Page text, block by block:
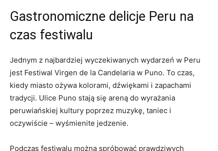
Gastronomiczne delicje Peru na
czas​ festiwalu
Jednym ⁣z najbardziej wyczekiwanych wydarzeń w Peru
jest Festiwal Virgen de⁢ la Candelaria w Puno. To ⁣czas,
kiedy‌ miasto ożywa kolorami, dźwiękami i⁤ zapachami
tradycji. Ulice Puno stają się areną do wyrażania
peruwiańskiej kultury poprzez muzykę, taniec i
oczywiście – ​wyśmienite jedzenie.
Podczas festiwalu można spróbować prawdziwych